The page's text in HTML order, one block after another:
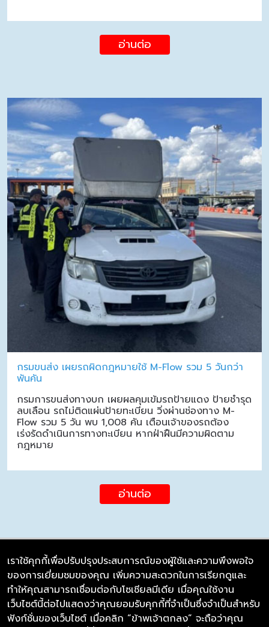
อ่านต่อ
กรมขนส่ง เผยรถผิดกฎหมายใช้ M-Flow รวม 5 วันกว่า
พันคัน
กรมการขนส่งทางบก เผยผลคุมเข้มรถป้ายแดง ป้ายชำรุด
ลบเลือน รถไม่ติดแผ่นป้ายทะเบียน วิ่งผ่านช่องทาง M-
Flow รวม 5 วัน พบ 1,008 คัน เตือนเจ้าของรถต้อง
เร่งรัดดำเนินการทางทะเบียน หากฝ่าฝืนมีความผิดตาม
กฎหมาย
อ่านต่อ
บริษัท ซิมลิงค์ จำกัด
98/226 Bangrakyai-Baanmai Road,
Bangyai, Nonthaburi 11140
เราใช้คุกกี้เพื่อปรับปรุงประสบการณ์ของผู้ใช้และความพึงพอใจ
ของการเยี่ยมชมของคุณ เพิ่มความสะดวกในการเรียกดูและ
ทำให้คุณสามารถเชื่อมต่อกับโซเชียลมีเดีย เมื่อคุณใช้งาน
เว็บไซต์นี้ต่อไปแสดงว่าคุณยอมรับคุกกี้ที่จำเป็นซึ่งจำเป็นสำหรับ
ฟังก์ชั่นของเว็บไซต์ เมื่อคลิก “ข้าพเจ้าตกลง” จะถือว่าคุณ